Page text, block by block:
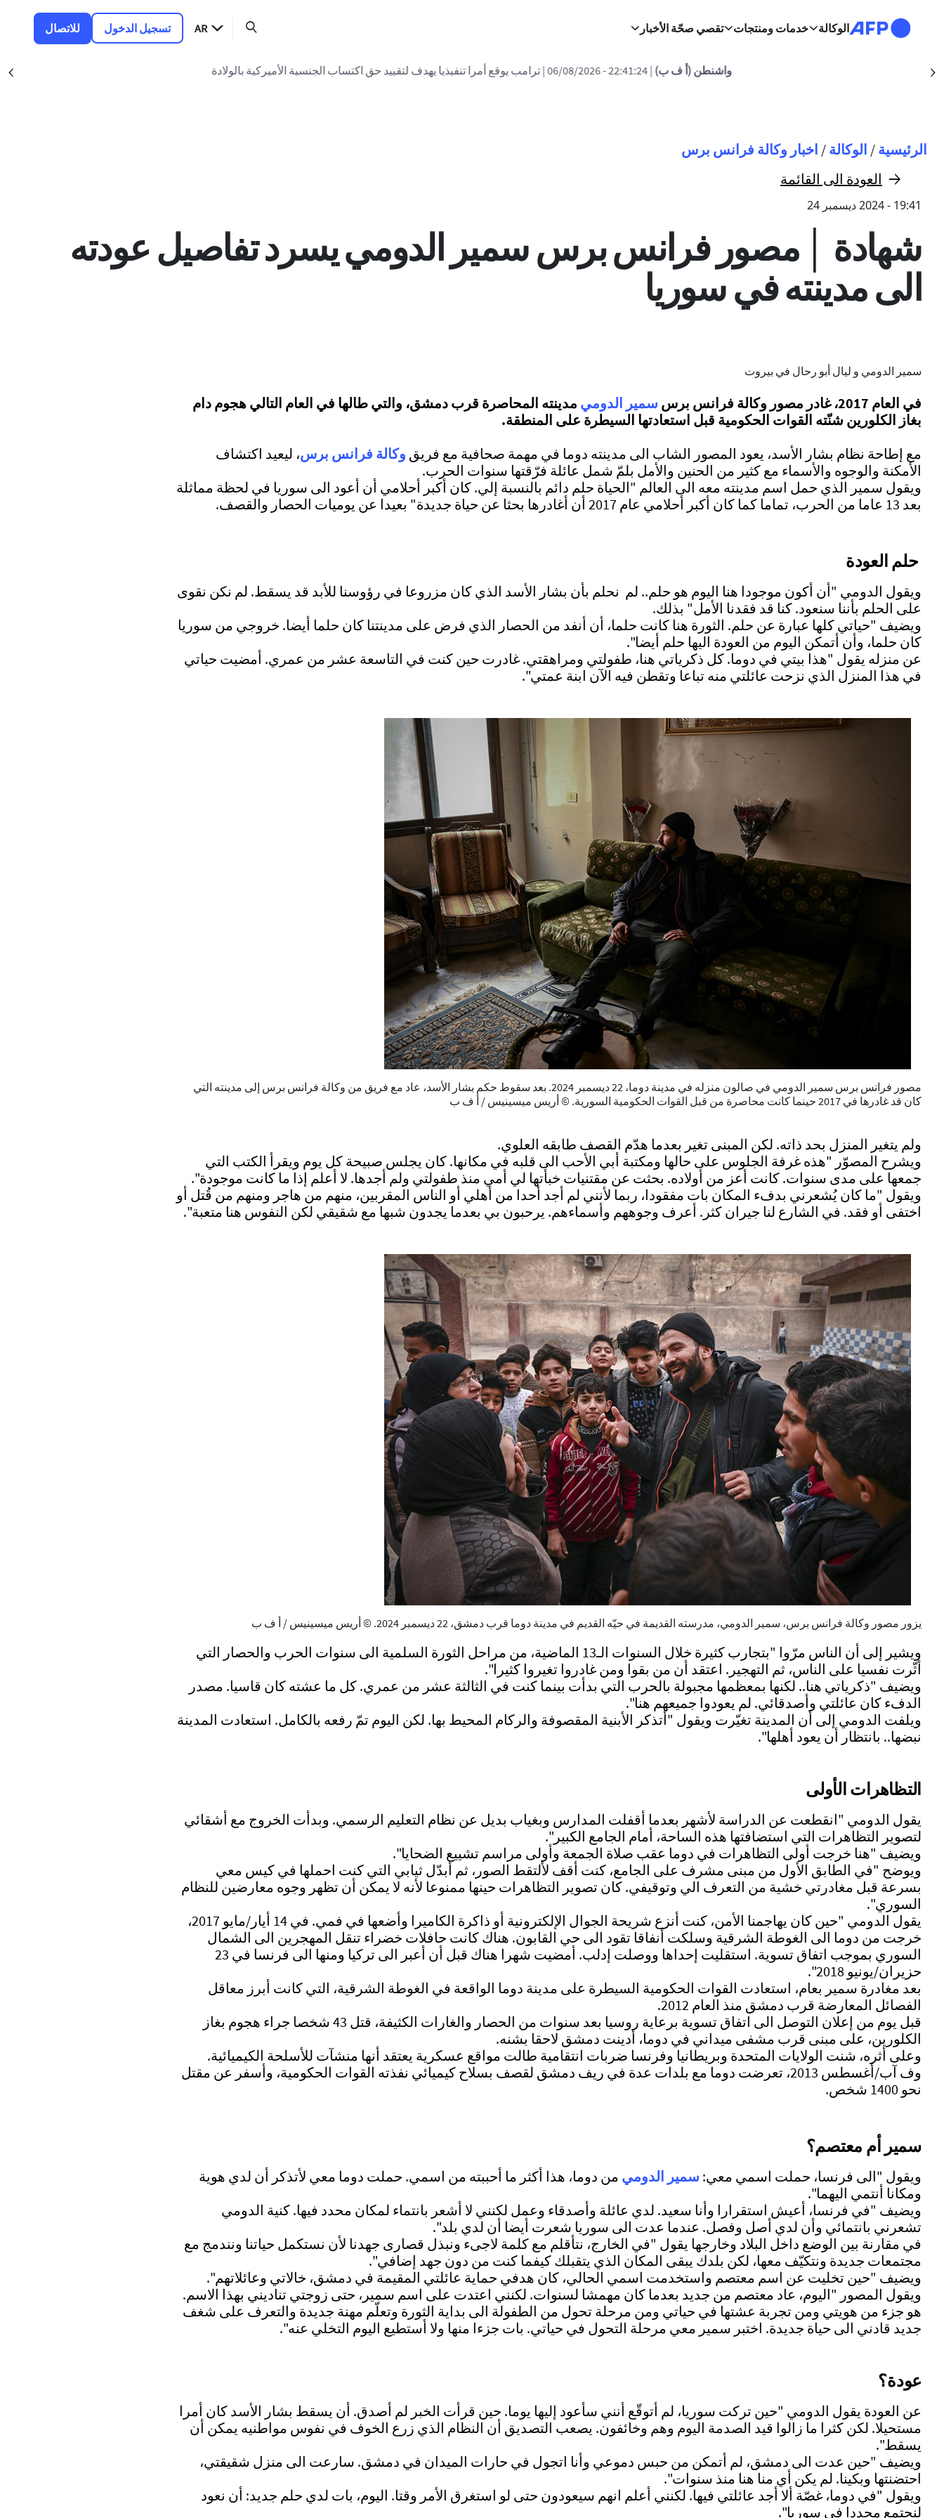
الوكالة
خدمات ومنتجات تقصي صحّة الأخبار AR تسجيل الدخول للاتصال
واشنطن (أ ف ب) | 22:41:24 - 06/08/2026 | ترامب يوقع أمرا تنفيذيا يهدف لتقييد حق اكتساب الجنسية الأميركية بالولادة
مسار التنقل
الرئيسية / الوكالة / اخبار وكالة فرانس برس
العودة الى القائمة
19:41 - 2024 ديسمبر 24
شهادة │ مصور فرانس برس سمير الدومي يسرد تفاصيل عودته
الى مدينته في سوريا
سمير الدومي و ليال أبو رحال في بيروت
في العام 2017، غادر مصور وكالة فرانس برس سمير الدومي مدينته المحاصرة قرب دمشق، والتي طالها في العام التالي هجوم دام
بغاز الكلورين شنّته القوات الحكومية قبل استعادتها السيطرة على المنطقة.
مع إطاحة نظام بشار الأسد، يعود المصور الشاب الى مدينته دوما في مهمة صحافية مع فريق وكالة فرانس برس، ليعيد اكتشاف
الأمكنة والوجوه والأسماء مع كثير من الحنين والأمل بلمّ شمل عائلة فرّقتها سنوات الحرب.
ويقول سمير الذي حمل اسم مدينته معه الى العالم "الحياة حلم دائم بالنسبة إلي. كان أكبر أحلامي أن أعود الى سوريا في لحظة مماثلة
بعد 13 عاما من الحرب، تماما كما كان أكبر أحلامي عام 2017 أن أغادرها بحثا عن حياة جديدة" بعيدا عن يوميات الحصار والقصف.
حلم العودة
ويقول الدومي "أن أكون موجودا هنا اليوم هو حلم.. لم نحلم بأن بشار الأسد الذي كان مزروعا في رؤوسنا للأبد قد يسقط. لم نكن نقوى
على الحلم بأننا سنعود. كنا قد فقدنا الأمل" بذلك.
ويضيف "حياتي كلها عبارة عن حلم. الثورة هنا كانت حلما، أن أنفد من الحصار الذي فرض على مدينتنا كان حلما أيضا. خروجي من سوريا
كان حلما، وأن أتمكن اليوم من العودة اليها حلم أيضا".
عن منزله يقول "هذا بيتي في دوما. كل ذكرياتي هنا، طفولتي ومراهقتي. غادرت حين كنت في التاسعة عشر من عمري. أمضيت حياتي
في هذا المنزل الذي نزحت عائلتي منه تباعا وتقطن فيه الآن ابنة عمتي".
مصور فرانس برس سمير الدومي في صالون منزله في مدينة دوما، 22 ديسمبر 2024. بعد سقوط حكم بشار الأسد، عاد مع فريق من وكالة فرانس برس إلى مدينته التي
كان قد غادرها في 2017 حينما كانت محاصرة من قبل القوات الحكومية السورية. © أريس ميسينيس / أ ف ب
ولم يتغير المنزل بحد ذاته. لكن المبنى تغير بعدما هدّم القصف طابقه العلوي.
ويشرح المصوّر "هذه غرفة الجلوس على حالها ومكتبة أبي الأحب الى قلبه في مكانها. كان يجلس صبيحة كل يوم ويقرأ الكتب التي
جمعها على مدى سنوات. كانت أعز من أولاده. بحثت عن مقتنيات خبأتها لي أمي منذ طفولتي ولم أجدها. لا أعلم إذا ما كانت موجودة".
ويقول "ما كان يُشعرني بدفء المكان بات مفقودا، ربما لأنني لم أجد أحدا من أهلي أو الناس المقربين، منهم من هاجر ومنهم من قُتل أو
اختفى أو فقد. في الشارع لنا جيران كثر. أعرف وجوههم وأسماءهم. يرحبون بي بعدما يجدون شبها مع شقيقي لكن النفوس هنا متعبة".
يزور مصور وكالة فرانس برس، سمير الدومي، مدرسته القديمة في حيّه القديم في مدينة دوما قرب دمشق، 22 ديسمبر 2024. © أريس ميسينيس / أ ف ب
ويشير إلى أن الناس مرّوا "بتجارب كثيرة خلال السنوات الـ13 الماضية، من مراحل الثورة السلمية الى سنوات الحرب والحصار التي
أثّرت نفسيا على الناس، ثم التهجير. اعتقد أن من بقوا ومن غادروا تغيروا كثيرا".
ويضيف "ذكرياتي هنا.. لكنها بمعظمها مجبولة بالحرب التي بدأت بينما كنت في الثالثة عشر من عمري. كل ما عشته كان قاسيا. مصدر
الدفء كان عائلتي وأصدقائي. لم يعودوا جميعهم هنا".
ويلفت الدومي إلى أن المدينة تغيّرت ويقول "أتذكر الأبنية المقصوفة والركام المحيط بها. لكن اليوم تمّ رفعه بالكامل. استعادت المدينة
نبضها.. بانتظار أن يعود أهلها".
التظاهرات الأولى
يقول الدومي "انقطعت عن الدراسة لأشهر بعدما أقفلت المدارس وبغياب بديل عن نظام التعليم الرسمي. وبدأت الخروج مع أشقائي
لتصوير التظاهرات التي استضافتها هذه الساحة، أمام الجامع الكبير".
ويضيف "هنا خرجت أولى التظاهرات في دوما عقب صلاة الجمعة وأولى مراسم تشييع الضحايا".
ويوضح "في الطابق الأول من مبنى مشرف على الجامع، كنت أقف لألتقط الصور، ثم أبدّل ثيابي التي كنت احملها في كيس معي
بسرعة قبل مغادرتي خشية من التعرف الي وتوقيفي. كان تصوير التظاهرات حينها ممنوعا لأنه لا يمكن أن تظهر وجوه معارضين للنظام
السوري".
يقول الدومي "حين كان يهاجمنا الأمن، كنت أنزع شريحة الجوال الإلكترونية أو ذاكرة الكاميرا وأضعها في فمي. في 14 أيار/مايو 2017،
خرجت من دوما الى الغوطة الشرقية وسلكت أنفاقا تقود الى حي القابون. هناك كانت حافلات خضراء تنقل المهجرين الى الشمال
السوري بموجب اتفاق تسوية. استقليت إحداها ووصلت إدلب. أمضيت شهرا هناك قبل أن أعبر الى تركيا ومنها الى فرنسا في 23
حزيران/يونيو 2018".
بعد مغادرة سمير بعام، استعادت القوات الحكومية السيطرة على مدينة دوما الواقعة في الغوطة الشرقية، التي كانت أبرز معاقل
الفصائل المعارضة قرب دمشق منذ العام 2012.
قبل يوم من إعلان التوصل الى اتفاق تسوية برعاية روسيا بعد سنوات من الحصار والغارات الكثيفة، قتل 43 شخصا جراء هجوم بغاز
الكلورين، على مبنى قرب مشفى ميداني في دوما، أدينت دمشق لاحقا بشنه.
وعلى أثره، شنت الولايات المتحدة وبريطانيا وفرنسا ضربات انتقامية طالت مواقع عسكرية يعتقد أنها منشآت للأسلحة الكيميائية.
وف آب/أغسطس 2013، تعرضت دوما مع بلدات عدة في ريف دمشق لقصف بسلاح كيميائي نفذته القوات الحكومية، وأسفر عن مقتل
نحو 1400 شخص.
سمير أم معتصم؟
ويقول "الى فرنسا، حملت اسمي معي: سمير الدومي من دوما، هذا أكثر ما أحببته من اسمي. حملت دوما معي لأتذكر أن لدي هوية
ومكانا أنتمي اليهما".
ويضيف "في فرنسا، أعيش استقرارا وأنا سعيد. لدي عائلة وأصدقاء وعمل لكنني لا أشعر بانتماء لمكان محدد فيها. كنية الدومي
تشعرني بانتمائي وأن لدي أصل وفصل. عندما عدت الى سوريا شعرت أيضا أن لدي بلد".
في مقارنة بين الوضع داخل البلاد وخارجها يقول "في الخارج، نتأقلم مع كلمة لاجىء ونبذل قصارى جهدنا لأن نستكمل حياتنا ونندمج مع
مجتمعات جديدة ونتكيّف معها، لكن بلدك يبقى المكان الذي يتقبلك كيفما كنت من دون جهد إضافي".
ويضيف "حين تخليت عن اسم معتصم واستخدمت اسمي الحالي، كان هدفي حماية عائلتي المقيمة في دمشق، خالاتي وعائلاتهم".
ويقول المصور "اليوم، عاد معتصم من جديد بعدما كان مهمشا لسنوات. لكنني اعتدت على اسم سمير، حتى زوجتي تناديني بهذا الاسم.
هو جزء من هويتي ومن تجربة عشتها في حياتي ومن مرحلة تحول من الطفولة الى بداية الثورة وتعلّم مهنة جديدة والتعرف على شغف
جديد قادني الى حياة جديدة. اختبر سمير معي مرحلة التحول في حياتي. بات جزءا منها ولا أستطيع اليوم التخلي عنه".
عودة؟
عن العودة يقول الدومي "حين تركت سوريا، لم أتوقّع أنني سأعود إليها يوما. حين قرأت الخبر لم أصدق. أن يسقط بشار الأسد كان أمرا
مستحيلا. لكن كثرا ما زالوا قيد الصدمة اليوم وهم وخائفون. يصعب التصديق أن النظام الذي زرع الخوف في نفوس مواطنيه يمكن أن
يسقط".
ويضيف "حين عدت الى دمشق، لم أتمكن من حبس دموعي وأنا اتجول في حارات الميدان في دمشق. سارعت الى منزل شقيقتي،
احتضنتها وبكينا. لم يكن أي منا هنا منذ سنوات".
ويقول "في دوما، غصّة ألا أجد عائلتي فيها. لكنني أعلم انهم سيعودون حتى لو استغرق الأمر وقتا. اليوم، بات لدي حلم جديد: أن نعود
لنجتمع مجددا في سوريا".